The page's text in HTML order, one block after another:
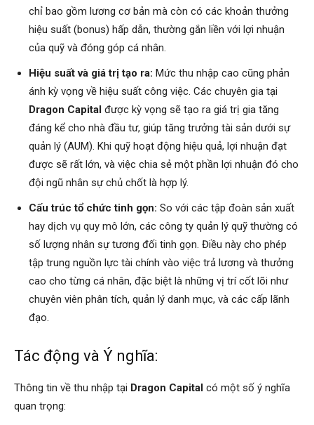
chỉ bao gồm lương cơ bản mà còn có các khoản thưởng
hiệu suất (bonus) hấp dẫn, thường gắn liền với lợi nhuận
của quỹ và đóng góp cá nhân.
Hiệu suất và giá trị tạo ra: Mức thu nhập cao cũng phản
ánh kỳ vọng về hiệu suất công việc. Các chuyên gia tại
Dragon Capital được kỳ vọng sẽ tạo ra giá trị gia tăng
đáng kể cho nhà đầu tư, giúp tăng trưởng tài sản dưới sự
quản lý (AUM). Khi quỹ hoạt động hiệu quả, lợi nhuận đạt
được sẽ rất lớn, và việc chia sẻ một phần lợi nhuận đó cho
đội ngũ nhân sự chủ chốt là hợp lý.
Cấu trúc tổ chức tinh gọn: So với các tập đoàn sản xuất
hay dịch vụ quy mô lớn, các công ty quản lý quỹ thường có
số lượng nhân sự tương đối tinh gọn. Điều này cho phép
tập trung nguồn lực tài chính vào việc trả lương và thưởng
cao cho từng cá nhân, đặc biệt là những vị trí cốt lõi như
chuyên viên phân tích, quản lý danh mục, và các cấp lãnh
đạo.
Tác động và Ý nghĩa:
Thông tin về thu nhập tại Dragon Capital có một số ý nghĩa
quan trọng: